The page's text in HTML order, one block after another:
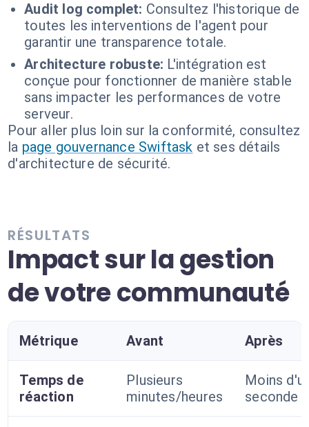
Audit log complet: Consultez l'historique de
toutes les interventions de l'agent pour
garantir une transparence totale.
Architecture robuste: L'intégration est
conçue pour fonctionner de manière stable
sans impacter les performances de votre
serveur.
Pour aller plus loin sur la conformité, consultez
la page gouvernance Swiftask et ses détails
d'architecture de sécurité.
RÉSULTATS
Impact sur la gestion
de votre communauté
Métrique Avant Après
Temps de
réaction
Plusieurs
minutes/heures
Moins
seconde